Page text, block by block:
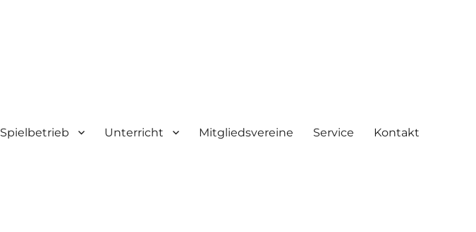
Spielbetrieb Unterricht Mitgliedsvereine Service Kontakt